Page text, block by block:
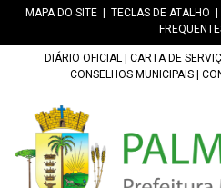
MAPA DO SITE TECLAS DE ATALHO
DIÁRIO OFICIAL CARTA DE
CONSELHOS MUNICIPAIS